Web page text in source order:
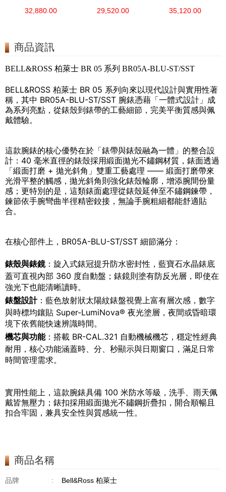
32,880.00 29,520.00 35,120.00
商品資訊
BELL&ROSS 柏萊士 BR 05 系列 BR05A-BLU-ST/SST
BELL&ROSS 柏萊士 BR 05 系列向來以現代設計與實用性著
稱，其中 BR05A-BLU-ST/SST 腕錶憑藉「一體式設計」成
為系列亮點，從錶殼到錶帶的工藝細節，完美平衡質感與佩
戴體驗。
這款腕錶的核心優勢在於「錶帶與錶殼融為一體」的整合設
計：40 毫米直徑的錶殼採用緞面拋光不鏽鋼材質，錶面透過
「緞面打磨 + 拋光斜角」雙重工藝處理 —— 緞面打磨帶來
光滑平整的觸感，拋光斜角則強化錶殼輪廓，增添腕間份量
感；更特別的是，這類錶面處理從錶殼延伸至不鏽鋼鍊帶，
鍊節依手腕彎曲半徑精密鉸接，無論手腕粗細都能舒適貼
合。
在核心部件上，BR05A-BLU-ST/SST 細節滿分：
錶殼與錶鏡：旋入式錶冠提升防水密封性，藍寶石水晶錶底
蓋可直視內部 360 度自動盤；錶鏡則塗有防反光層，即使在
強光下也能清晰讀時。
錶盤設計：藍色放射狀太陽紋錶盤視覺上富有層次感，數字
與時標均鑲貼 Super-LumiNova® 夜光塗層，夜間或昏暗環
境下依舊能快速辨識時間。
機芯與功能：搭載 BR-CAL.321 自動機械機芯，穩定性經典
耐用，核心功能涵蓋時、分、秒顯示與日期窗口，滿足日常
時間管理需求。
實用性能上，這款腕錶具備 100 米防水等級，洗手、雨天佩
戴皆無壓力；錶扣採用緞面拋光不鏽鋼折疊扣，開合順暢且
扣合牢固，兼具安全性與質感統一性。
商品名稱
品牌 : Bell&Ross 柏萊士